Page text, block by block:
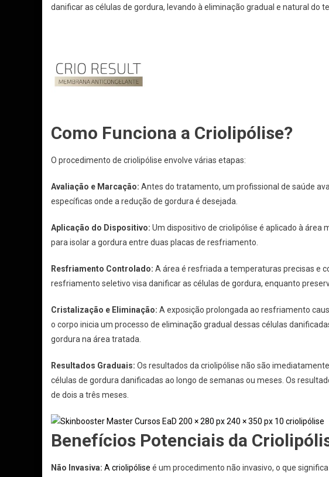
danificar as células de gordura, levando à eliminação gradual e natural do
Como Funciona a Criolipólise?
O procedimento de criolipólise envolve várias etapas:
Avaliação e Marcação: Antes do tratamento, um profissional de saúde
específicas onde a redução de gordura é desejada.
Aplicação do Dispositivo: Um dispositivo de criolipólise é aplicado à área
para isolar a gordura entre duas placas de resfriamento.
Resfriamento Controlado: A área é resfriada a temperaturas precisas e
resfriamento seletivo visa danificar as células de gordura, enquanto
Cristalização e Eliminação: A exposição prolongada ao resfriamento
o corpo inicia um processo de eliminação gradual dessas células
gordura na área tratada.
Resultados Graduais: Os resultados da criolipólise não são
células de gordura danificadas ao longo de semanas ou meses. Os
de dois a três meses.
Benefícios Potenciais da
Não Invasiva: A criolipólise é um procedimento não invasivo, o que